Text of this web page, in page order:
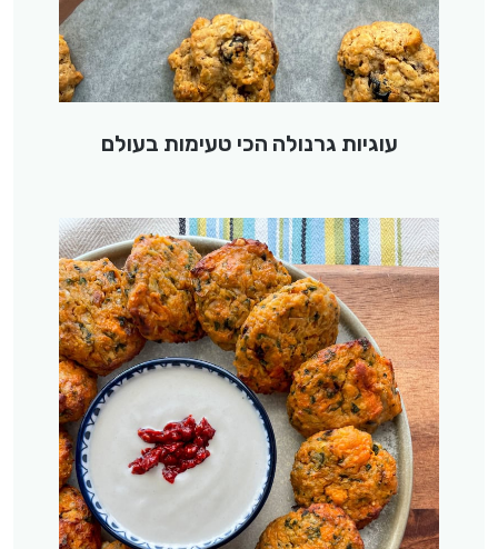
עוגיות גרנולה הכי טעימות בעולם